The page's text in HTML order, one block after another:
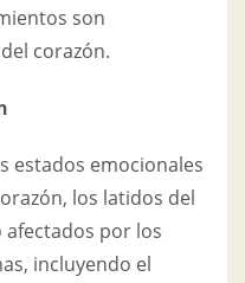
son
corazón.
estados emocionales
los latidos del
por los
incluyendo el